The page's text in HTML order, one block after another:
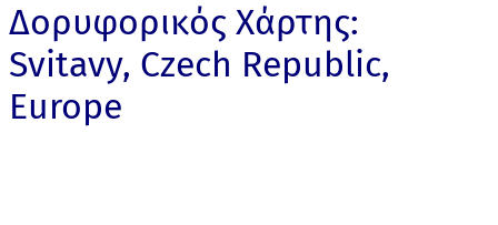
Δορυφορικός Χάρτης:
Svitavy, Czech Republic,
Europe